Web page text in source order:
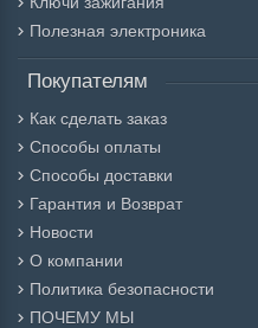
Полезная электроника
Покупателям
Как сделать заказ
Способы оплаты
Способы доставки
Гарантия и Возврат
Новости
О компании
Политика безопасности
ПОЧЕМУ МЫ